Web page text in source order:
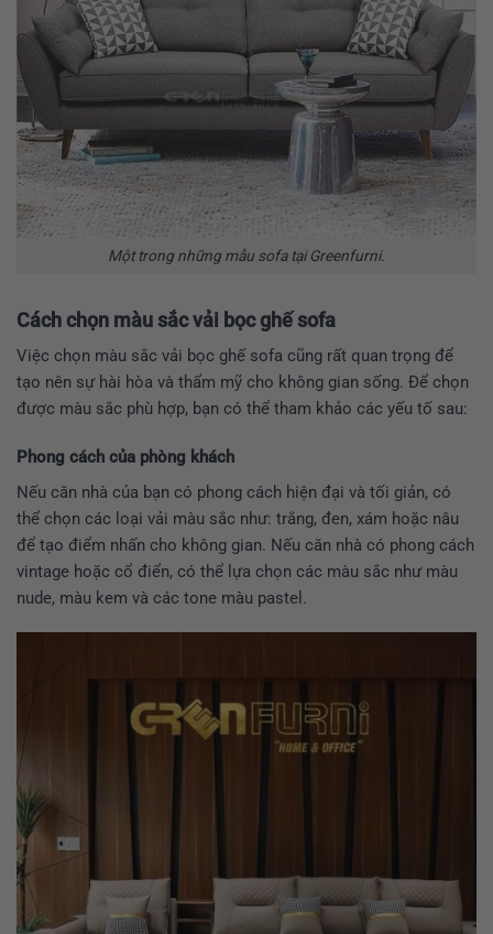
Một trong những mẫu sofa tại Greenfurni.
Cách chọn màu sắc vải bọc ghế sofa
Việc chọn màu sắc vải bọc ghế sofa cũng rất quan trọng để
tạo nên sự hài hòa và thẩm mỹ cho không gian sống. Để chọn
được màu sắc phù hợp, bạn có thể tham khảo các yếu tố sau:
Phong cách của phòng khách
Nếu căn nhà của bạn có phong cách hiện đại và tối giản, có
thể chọn các loại vải màu sắc như: trắng, đen, xám hoặc nâu
để tạo điểm nhấn cho không gian. Nếu căn nhà có phong cách
vintage hoặc cổ điển, có thể lựa chọn các màu sắc như màu
nude, màu kem và các tone màu pastel.